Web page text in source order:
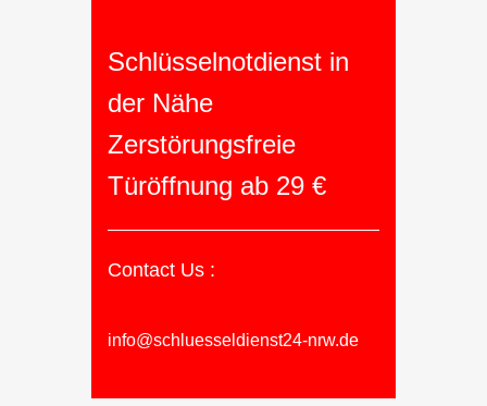
Schlüsselnotdienst in
der Nähe
Zerstörungsfreie
Türöffnung ab 29 €
Contact Us :
info@schluesseldienst24-nrw.de